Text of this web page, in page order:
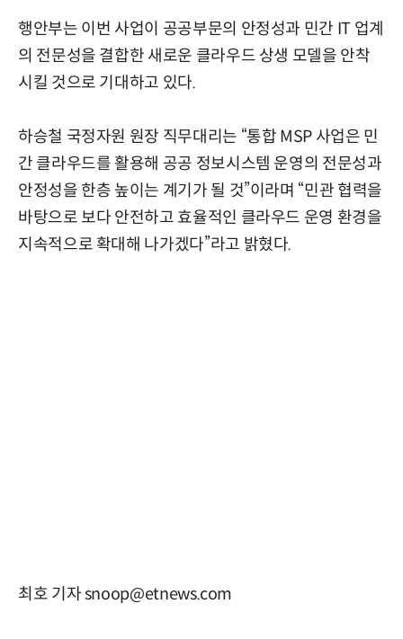
행안부는 이번 사업이 공공부문의 안정성과 민간 IT 업계
의 전문성을 결합한 새로운 클라우드 상생 모델을 안착
시킬 것으로 기대하고 있다.
하승철 국정자원 원장 직무대리는 “통합 MSP 사업은 민
간 클라우드를 활용해 공공 정보시스템 운영의 전문성과
안정성을 한층 높이는 계기가 될 것”이라며 “민관 협력을
바탕으로 보다 안전하고 효율적인 클라우드 운영 환경을
지속적으로 확대해 나가겠다”라고 밝혔다.
최호 기자 snoop@etnews.com